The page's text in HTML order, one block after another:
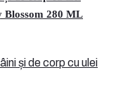
Blossom 280 ML